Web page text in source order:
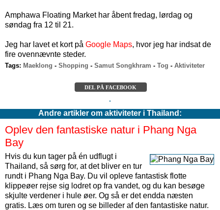
Amphawa Floating Market har åbent fredag, lørdag og
søndag fra 12 til 21.
Jeg har lavet et kort på Google Maps, hvor jeg har indsat de
fire ovennævnte steder.
Tags: Maeklong - Shopping - Samut Songkhram - Tog - Aktiviteter
DEL PÅ FACEBOOK
Andre artikler om aktiviteter i Thailand:
Oplev den fantastiske natur i Phang Nga
Bay
Hvis du kun tager på én udflugt i
Thailand, så sørg for, at det bliver en tur
rundt i Phang Nga Bay. Du vil opleve fantastisk flotte
klippeøer rejse sig lodret op fra vandet, og du kan besøge
skjulte verdener i hule øer. Og så er det endda næsten
gratis. Læs om turen og se billeder af den fantastiske natur.